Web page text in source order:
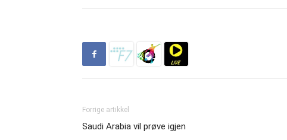
Forrige artikkel
Saudi Arabia vil prøve igjen